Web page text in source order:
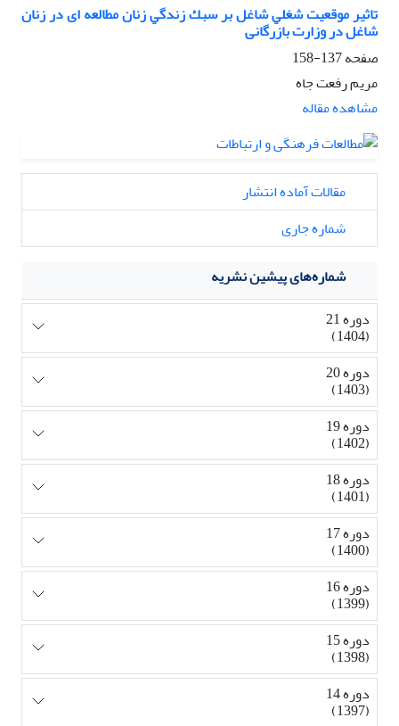
تاثیر موقعیت ﺷﻐﻠﻲ ﺷﺎﻏﻞ ﺑﺮ ﺳﺒﻚ زﻧﺪﮔﻲ زﻧﺎن ﻣﻄﺎﻟﻌﻪ ای در زﻧﺎن
ﺷﺎﻏﻞ در وزارت بازرگانی
صفحه137-158
مریم رفعت جاه
مشاهده مقاله
مقالات آماده انتشار
شماره جاری
شماره‌های پیشین نشریه
دوره 21
(1404)
دوره 20
(1403)
دوره 19
(1402)
دوره 18
(1401)
دوره 17
(1400)
دوره 16
(1399)
دوره 15
(1398)
دوره 14
(1397)